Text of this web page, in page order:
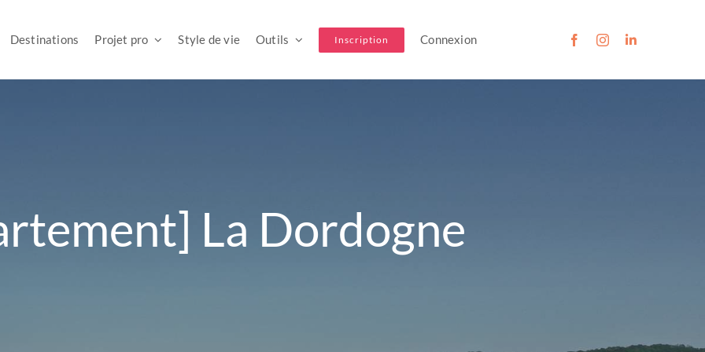
Destinations Projet pro Style de vie Outils Inscription Connexion
La Dordogne